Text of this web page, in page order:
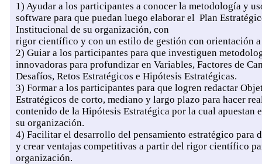
1) Ayudar a los participantes a conocer la metodología y
software para que puedan luego elaborar el Plan
Institucional de su organización, con
rigor científico y con un estilo de gestión con orientación a
2) Guiar a los participantes para que investiguen
innovadoras para profundizar en Variables, Factores de
Desafíos, Retos Estratégicos e Hipótesis Estratégicas.
3) Formar a los participantes para que logren redactar
Estratégicos de corto, mediano y largo plazo para hacer
contenido de la Hipótesis Estratégica por la cual apuestan
su organización.
4) Facilitar el desarrollo del pensamiento estratégico para
y crear ventajas competitivas a partir del rigor científico
organización.